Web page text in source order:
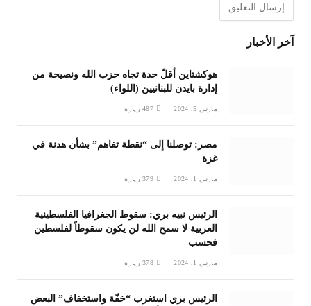
آخر الأخبار
هوكشتاين أقلّ حدة تجاه حزب الله ونصيحة من
إدارة بايدن للبنانيين (اللواء)
مارس 5, 2024 487 زيارة
مصر: توصلنا إلى “نقطة تفاهم” بشأن هدنة في
غزة
مارس 1, 2024 379 زيارة
الرئيس نبيه بري: سقوط الجغرافيا الفلسطينية
العربية لا سمح الله لن يكون سقوطاً لفلسطين
فحسب
مارس 1, 2024 378 زيارة
الرئيس بري استغرب “خفّة واستخفاف” البعض